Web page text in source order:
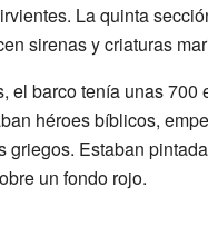
La quinta
sirenas y criaturas
el barco tenía unas 700
héroes bíblicos,
griegos. Estaban
un fondo rojo.